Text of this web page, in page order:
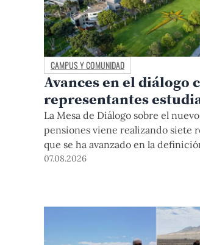
CAMPUS Y COMUNIDAD
Avances en el diálogo
representantes
La Mesa de Diálogo sobre el
pensiones viene realizando siete
que se ha avanzado en la
clave para su desarrollo.
07.08.2026